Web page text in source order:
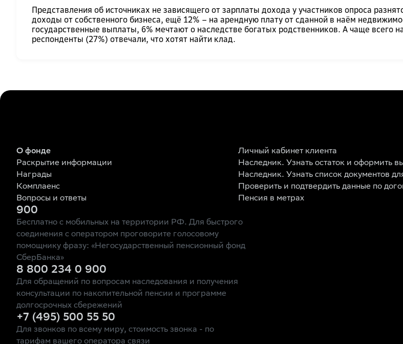
Представления об источниках не зависящего от зарплаты дохода у участников опроса
доходы от собственного бизнеса, ещё 12% – на арендную плату от сданной в наём
государственные выплаты, 6% мечтают о наследстве богатых родственников. А чаще всего
респонденты (27%) отвечали, что хотят найти клад.
О фонде
Раскрытие информации
Награды
Комплаенс
Вопросы и ответы
Личный кабинет клиента
Наследник. Узнать остаток и оформить
Наследник. Узнать список документов
Проверить и подтвердить данные по
Пенсия в метрах
900
Бесплатно с мобильных на территории РФ. Для быстрого
соединения с оператором проговорите голосовому
помощнику фразу: «Негосударственный пенсионный фонд
СберБанка»
8 800 234 0 900
Для обращений по вопросам наследования и получения
консультации по накопительной пенсии и программе
долгосрочных сбережений
+7 (495) 500 55 50
Для звонков по всему миру, стоимость звонка - по
тарифам вашего оператора связи